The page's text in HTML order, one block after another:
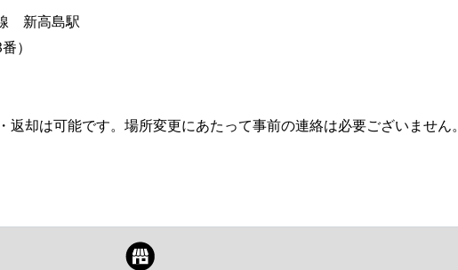
新高島駅
）
返却は可能です。場所変更にあたって事前の連絡は必要ございません。